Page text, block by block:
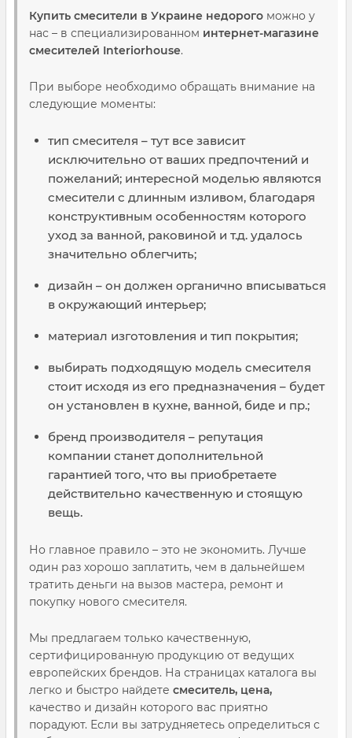
Купить смесители в Украине недорого можно у
нас – в специализированном интернет-магазине
смесителей Interiorhouse.
При выборе необходимо обращать внимание на
следующие моменты:
тип смесителя – тут все зависит
исключительно от ваших предпочтений и
пожеланий; интересной моделью являются
смесители с длинным изливом, благодаря
конструктивным особенностям которого
уход за ванной, раковиной и т.д. удалось
значительно облегчить;
дизайн – он должен органично вписываться
в окружающий интерьер;
материал изготовления и тип покрытия;
выбирать подходящую модель смесителя
стоит исходя из его предназначения – будет
он установлен в кухне, ванной, биде и пр.;
бренд производителя – репутация
компании станет дополнительной
гарантией того, что вы приобретаете
действительно качественную и стоящую
вещь.
Но главное правило – это не экономить. Лучше
один раз хорошо заплатить, чем в дальнейшем
тратить деньги на вызов мастера, ремонт и
покупку нового смесителя.
Мы предлагаем только качественную,
сертифицированную продукцию от ведущих
европейских брендов. На страницах каталога вы
легко и быстро найдете смеситель, цена,
качество и дизайн которого вас приятно
порадуют. Если вы затрудняетесь определиться с